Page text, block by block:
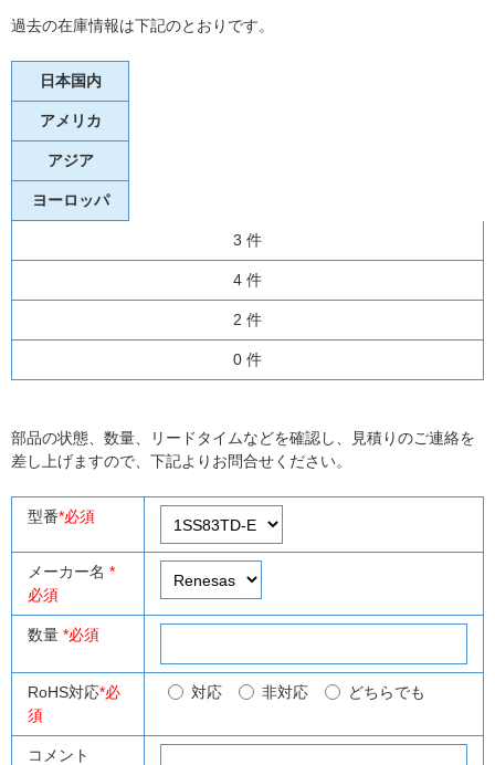
過去の在庫情報は下記のとおりです。
日本国内
アメリカ
アジア
ヨーロッパ
3 件
4 件
2 件
0 件
部品の状態、数量、リードタイムなどを確認し、見積りのご連絡を
差し上げますので、下記よりお問合せください。
型番*必須
メーカー名 *
必須
数量 *必須
RoHS対応*必
須
対応 非対応 どちらでも
コメント